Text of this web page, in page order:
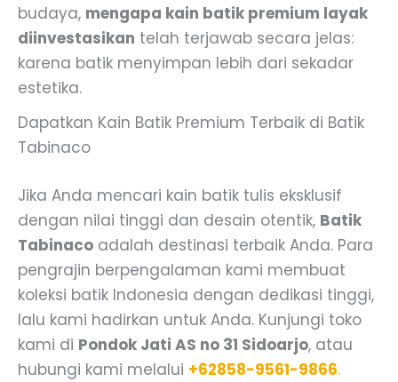
budaya, mengapa kain batik premium layak
diinvestasikan telah terjawab secara jelas:
karena batik menyimpan lebih dari sekadar
estetika.
Dapatkan Kain Batik Premium Terbaik di Batik
Tabinaco
Jika Anda mencari kain batik tulis eksklusif
dengan nilai tinggi dan desain otentik, Batik
Tabinaco adalah destinasi terbaik Anda. Para
pengrajin berpengalaman kami membuat
koleksi batik Indonesia dengan dedikasi tinggi,
lalu kami hadirkan untuk Anda. Kunjungi toko
kami di Pondok Jati AS no 31 Sidoarjo, atau
hubungi kami melalui +62858-9561-9866.